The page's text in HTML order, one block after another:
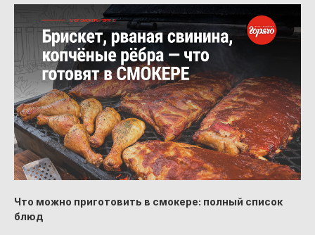
Что можно приготовить в смокере: полный список
блюд